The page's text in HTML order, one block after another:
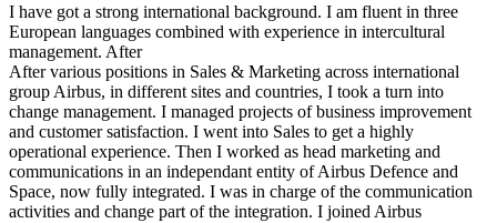
I have got a strong international background. I am fluent in three
European languages combined with experience in intercultural
management. After
After various positions in Sales & Marketing across international
group Airbus, in different sites and countries, I took a turn into
change management. I managed projects of business improvement
and customer satisfaction. I went into Sales to get a highly
operational experience. Then I worked as head marketing and
communications in an independant entity of Airbus Defence and
Space, now fully integrated. I was in charge of the communication
activities and change part of the integration. I joined Airbus